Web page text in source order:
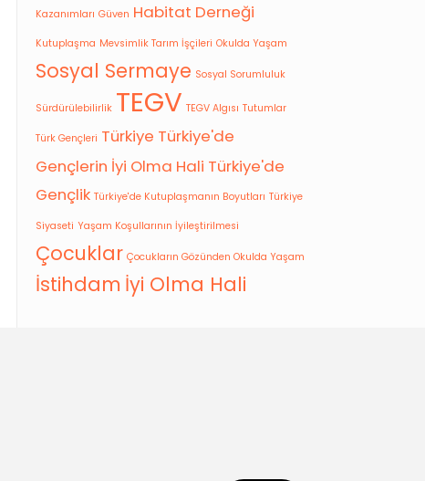
Kazanımları Güven Habitat Derneği
Kutuplaşma Mevsimlik Tarım İşçileri Okulda Yaşam
Sosyal Sermaye Sosyal Sorumluluk
Sürdürülebilirlik TEGV TEGV Algısı Tutumlar
Türk Gençleri Türkiye Türkiye'de
Gençlerin İyi Olma Hali Türkiye'de
Gençlik Türkiye'de Kutuplaşmanın Boyutları Türkiye
Siyaseti Yaşam Koşullarının İyileştirilmesi
Çocuklar Çocukların Gözünden Okulda Yaşam
İstihdam İyi Olma Hali